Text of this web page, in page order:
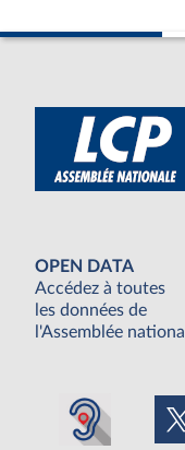
OPEN DATA
Accédez à toutes
les données de
l'Assemblée